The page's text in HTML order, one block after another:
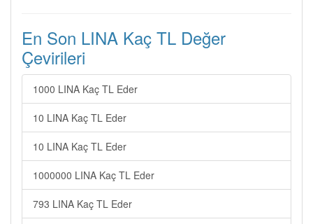
En Son LINA Kaç TL Değer
Çevirileri
1000 LINA Kaç TL Eder
10 LINA Kaç TL Eder
10 LINA Kaç TL Eder
1000000 LINA Kaç TL Eder
793 LINA Kaç TL Eder